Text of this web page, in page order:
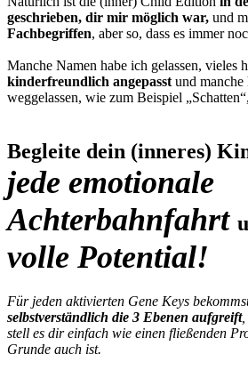
geschrieben, dir mir möglich war, und
Fachbegriffen, aber so, dass es immer
Manche Namen habe ich gelassen, vieles
kinderfreundlich angepasst und manche
weggelassen, wie zum Beispiel
Begleite dein (inneres)
jede emotionale
Achterbahnfahrt
volle Potential!
Für jeden aktivierten Gene Keys
selbstverständlich die 3 Ebenen aufgreift,
stell es dir einfach wie einen fließenden
Grunde auch ist.